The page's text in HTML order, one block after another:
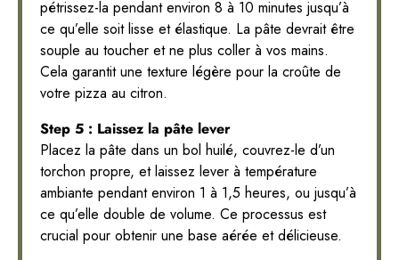
pétrissez-la pendant environ 8 à 10 minutes jusqu’à
ce qu’elle soit lisse et élastique. La pâte devrait être
souple au toucher et ne plus coller à vos mains.
Cela garantit une texture légère pour la croûte de
votre pizza au citron.
Step 5 : Laissez la pâte lever
Placez la pâte dans un bol huilé, couvrez-le d’un
torchon propre, et laissez lever à température
ambiante pendant environ 1 à 1,5 heures, ou jusqu’à
ce qu’elle double de volume. Ce processus est
crucial pour obtenir une base aérée et délicieuse.